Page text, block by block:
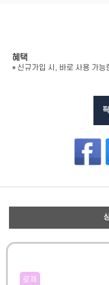
혜택
* 신규가입 시, 바로 사용 가능
로제